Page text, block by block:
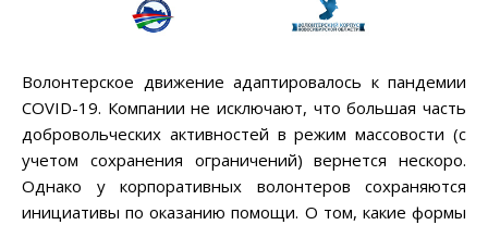
Волонтерское движение адаптировалось к пандемии
COVID-19. Компании не исключают, что большая часть
добровольческих активностей в режим массовости (с
учетом сохранения ограничений) вернется нескоро.
Однако у корпоративных волонтеров сохраняются
инициативы по оказанию помощи. О том, какие формы